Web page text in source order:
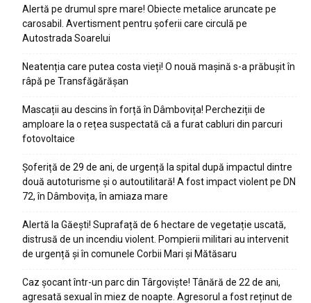
Alertă pe drumul spre mare! Obiecte metalice aruncate pe
carosabil. Avertisment pentru șoferii care circulă pe
Autostrada Soarelui
Neatenția care putea costa vieți! O nouă mașină s-a prăbușit în
râpă pe Transfăgărășan
Mascații au descins în forță în Dâmbovița! Percheziții de
amploare la o rețea suspectată că a furat cabluri din parcuri
fotovoltaice
Șoferiță de 29 de ani, de urgență la spital după impactul dintre
două autoturisme și o autoutilitară! A fost impact violent pe DN
72, în Dâmbovița, în amiaza mare
Alertă la Găești! Suprafață de 6 hectare de vegetație uscată,
distrusă de un incendiu violent. Pompierii militari au intervenit
de urgență și în comunele Corbii Mari și Mătăsaru
Caz șocant într-un parc din Târgoviște! Tânără de 22 de ani,
agresată sexual în miez de noapte. Agresorul a fost reținut de